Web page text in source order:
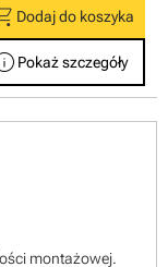
Dodaj do koszyka
Pokaż szczegóły
montażowej.